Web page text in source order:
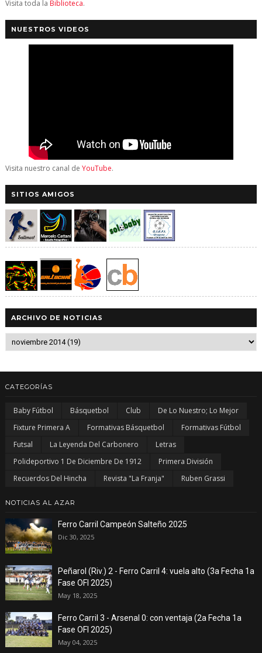
Visita toda la Biblioteca.
NUESTROS VIDEOS
Visita nuestro canal de YouTube.
SITIOS AMIGOS
ARCHIVO DE NOTICIAS
CATEGORÍAS
Baby Fútbol Básquetbol Club
De Lo Nuestro; Lo Mejor
Fixture Primera A
Formativas Básquetbol
Formativas Fútbol
Futsal
La Leyenda Del Carbonero
Letras
Polideportivo 1 De Diciembre De 1912
Primera División
Recuerdos Del Hincha
Revista "La Franja" Ruben Grassi
NOTICIAS AL AZAR
Ferro Carril Campeón Salteño 2025
Dic 30, 2025
Peñarol (Riv.) 2 - Ferro Carril 4: vuela alto (3a Fecha 1a
Fase OFI 2025)
May 18, 2025
Ferro Carril 3 - Arsenal 0: con ventaja (2a Fecha 1a
Fase OFI 2025)
May 04, 2025